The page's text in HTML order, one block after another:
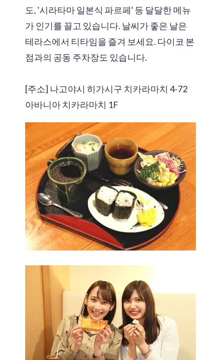
도, '시라타마 일본식 파르페' 등 달달한 메뉴
가 인기를 끌고 있습니다. 날씨가 좋은 날은
테라스에서 티타임을 즐겨 보세요. 다이코 본
점과의 공동 주차장도 있습니다.
[주소] 나고야시 히가시구 치카라마치 4-72
아바니아 치카라마치 1F